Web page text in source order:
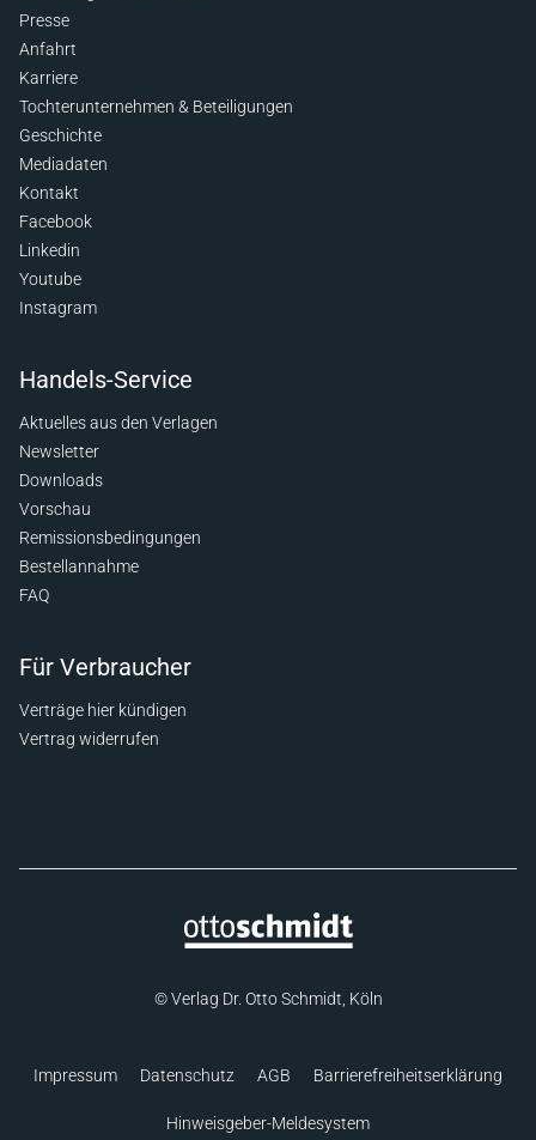
Presse
Anfahrt
Karriere
Tochterunternehmen & Beteiligungen
Geschichte
Mediadaten
Kontakt
Facebook
Linkedin
Youtube
Instagram
Handels-Service
Aktuelles aus den Verlagen
Newsletter
Downloads
Vorschau
Remissionsbedingungen
Bestellannahme
FAQ
Für Verbraucher
Verträge hier kündigen
Vertrag widerrufen
© Verlag Dr. Otto Schmidt, Köln
Impressum Datenschutz AGB Barrierefreiheitserklärung
Hinweisgeber-Meldesystem